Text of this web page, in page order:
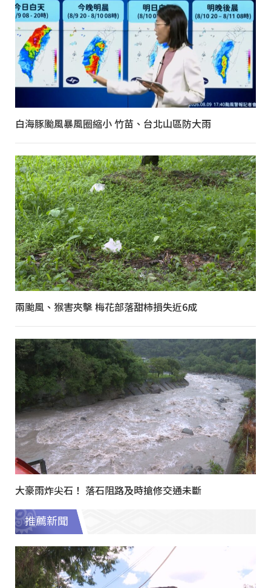
白海豚颱風暴風圈縮小 竹苗、台北山區防大雨
兩颱風、猴害夾擊 梅花部落甜柿損失近6成
大豪雨炸尖石！ 落石阻路及時搶修交通未斷
推薦新聞